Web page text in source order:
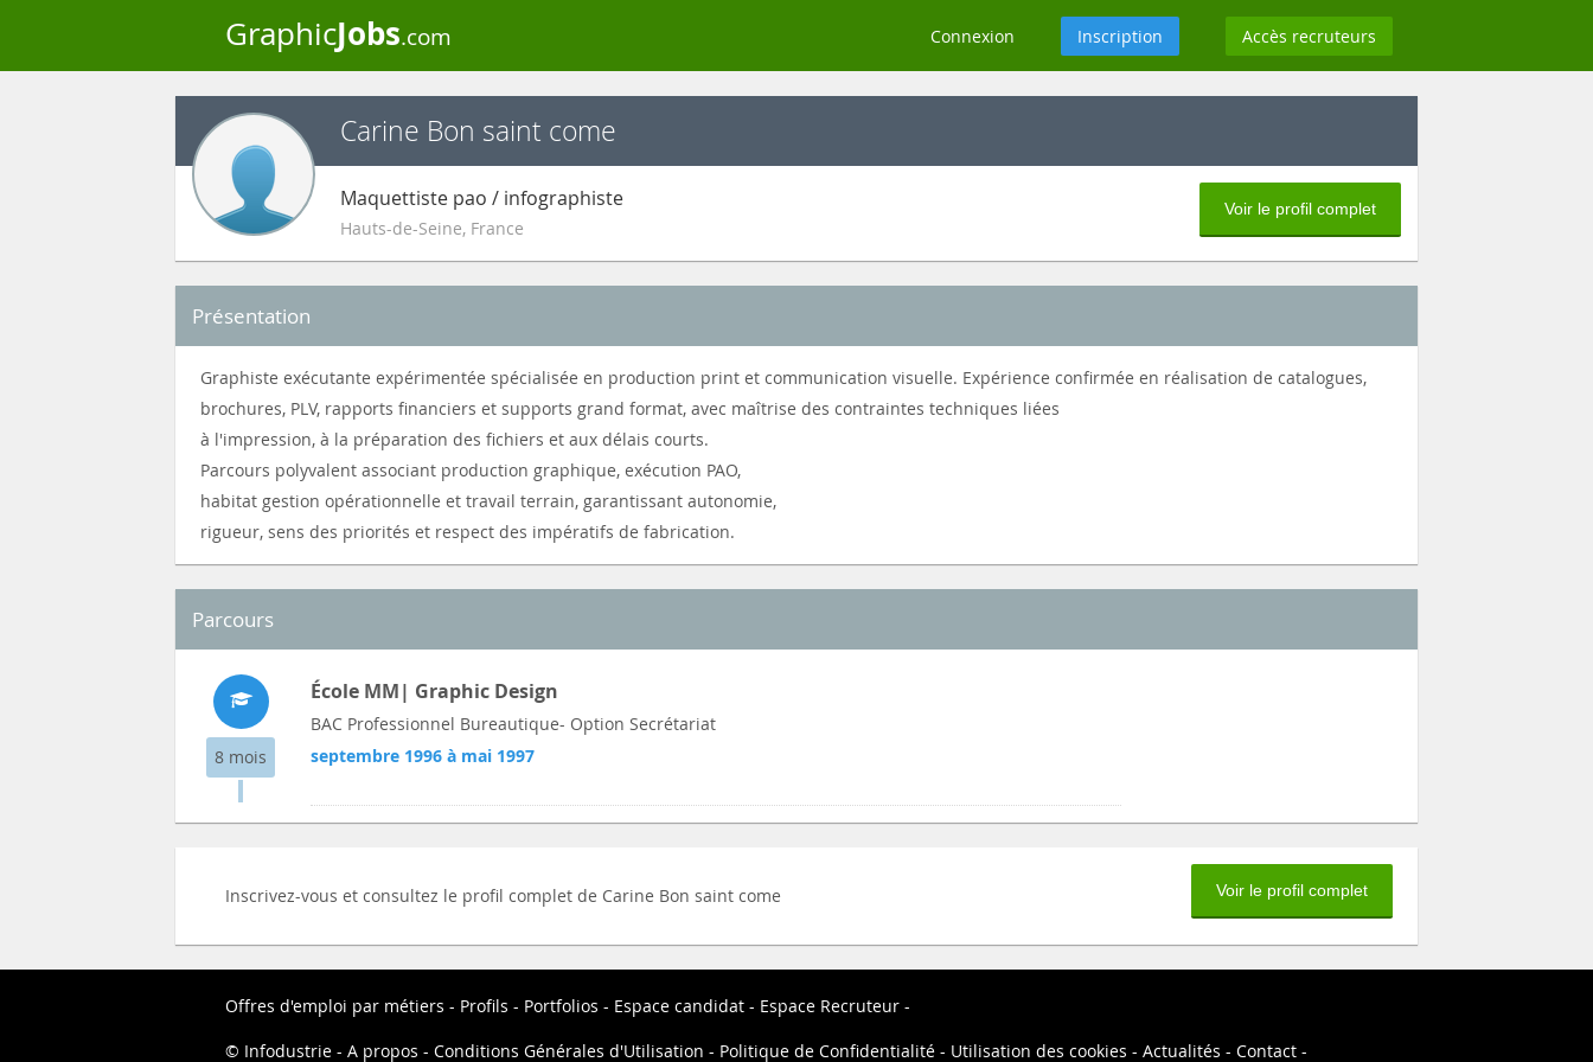
GraphicJobs.com Connexion Inscription Accès recruteurs
Carine Bon saint come
Maquettiste pao / infographiste
Hauts-de-Seine, France
Voir le profil complet
Présentation
Graphiste exécutante expérimentée spécialisée en production print et communication visuelle. Expérience confirmée en réalisation de catalogues,
brochures, PLV, rapports financiers et supports grand format, avec maîtrise des contraintes techniques liées
à l'impression, à la préparation des fichiers et aux délais courts.
Parcours polyvalent associant production graphique, exécution PAO,
habitat gestion opérationnelle et travail terrain, garantissant autonomie,
rigueur, sens des priorités et respect des impératifs de fabrication.
Parcours
8 mois
École MM| Graphic Design
BAC Professionnel Bureautique- Option Secrétariat
septembre 1996 à mai 1997
Inscrivez-vous et consultez le profil complet de Carine Bon saint come Voir le profil complet
Offres d'emploi par métiers Profils Portfolios Espace candidat
Espace Recruteur
Infodustrie
A propos Conditions Générales d'Utilisation Politique de Confidentialité Utilisation des cookies Actualités Contact